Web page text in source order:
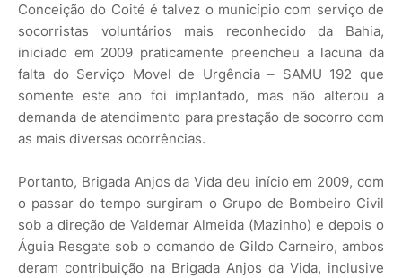
Conceição do Coité é talvez o município com serviço de
socorristas voluntários mais reconhecido da Bahia,
iniciado em 2009 praticamente preencheu a lacuna da
falta do Serviço Movel de Urgência – SAMU 192 que
somente este ano foi implantado, mas não alterou a
demanda de atendimento para prestação de socorro com
as mais diversas ocorrências.
Portanto, Brigada Anjos da Vida deu início em 2009, com
o passar do tempo surgiram o Grupo de Bombeiro Civil
sob a direção de Valdemar Almeida (Mazinho) e depois o
Águia Resgate sob o comando de Gildo Carneiro, ambos
deram contribuição na Brigada Anjos da Vida, inclusive